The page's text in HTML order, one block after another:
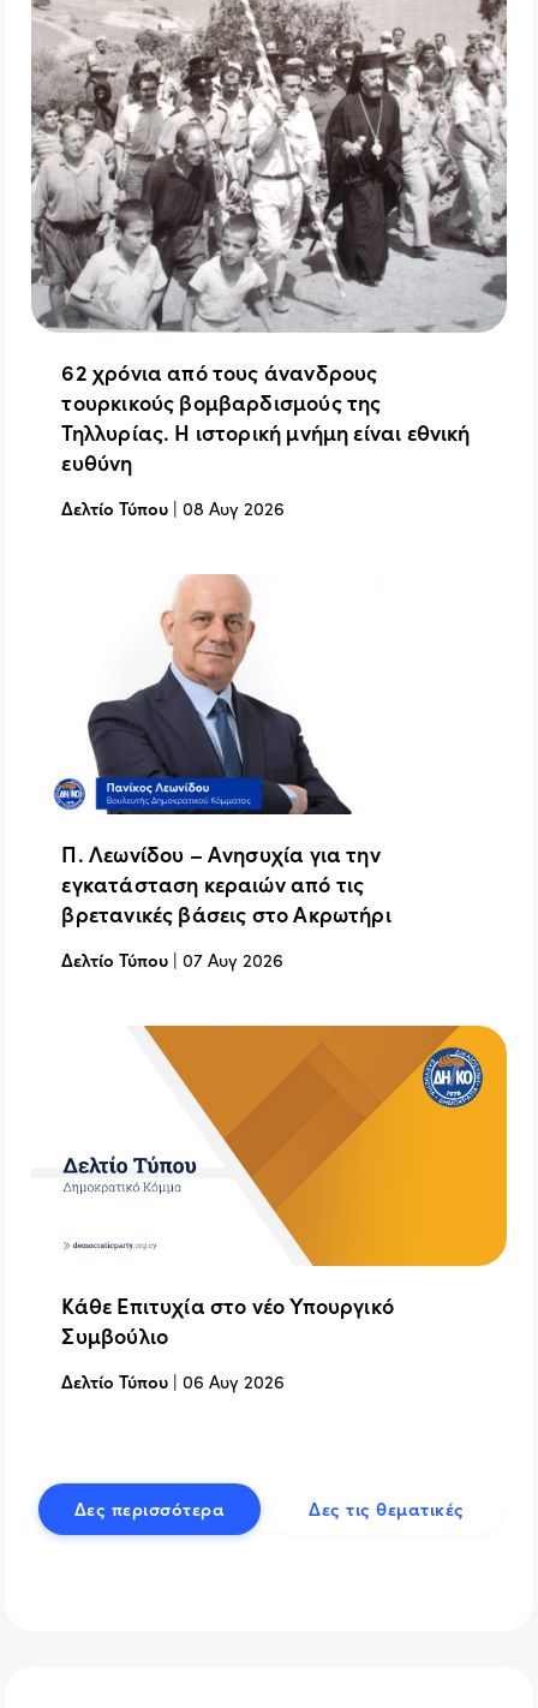
62 χρόνια από τους άνανδρους
τουρκικούς βομβαρδισμούς της
Τηλλυρίας. Η ιστορική μνήμη είναι εθνική
ευθύνη
Δελτίο Τύπου |08 Αυγ 2026
Π. Λεωνίδου – Ανησυχία για την
εγκατάσταση κεραιών από τις
βρετανικές βάσεις στο Ακρωτήρι
Δελτίο Τύπου |07 Αυγ 2026
Κάθε Επιτυχία στο νέο Υπουργικό
Συμβούλιο
Δελτίο Τύπου |06 Αυγ 2026
Δες περισσότερα Δες τις θεματικές